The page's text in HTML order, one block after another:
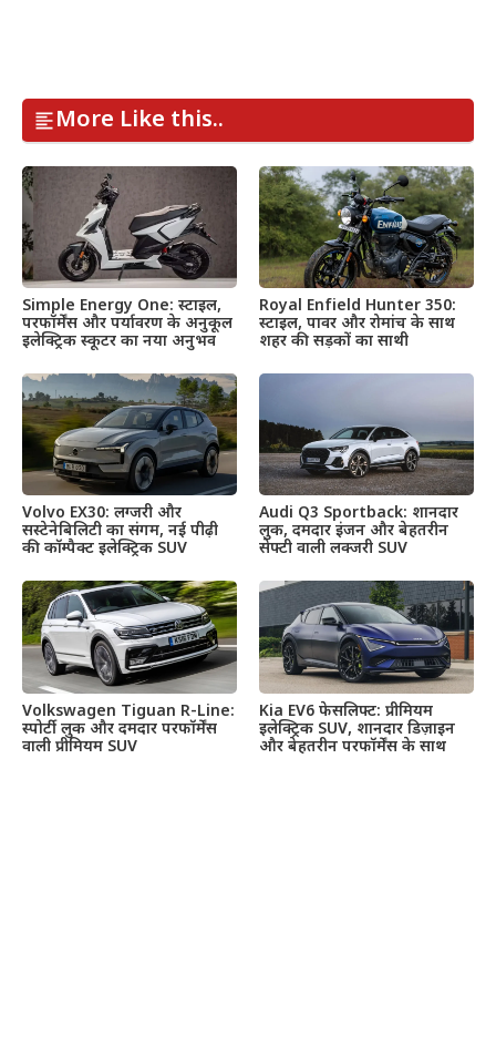
More Like this..
Simple Energy One: स्टाइल,
परफॉर्मेंस और पर्यावरण के अनुकूल
इलेक्ट्रिक स्कूटर का नया अनुभव
Royal Enfield Hunter 350:
स्टाइल, पावर और रोमांच के साथ
शहर की सड़कों का साथी
Volvo EX30: लग्जरी और
सस्टेनेबिलिटी का संगम, नई पीढ़ी
की कॉम्पैक्ट इलेक्ट्रिक SUV
Audi Q3 Sportback: शानदार
लुक, दमदार इंजन और बेहतरीन
सेफ्टी वाली लक्जरी SUV
Volkswagen Tiguan R-Line:
स्पोर्टी लुक और दमदार परफॉर्मेंस
वाली प्रीमियम SUV
Kia EV6 फेसलिफ्ट: प्रीमियम
इलेक्ट्रिक SUV, शानदार डिज़ाइन
और बेहतरीन परफॉर्मेंस के साथ